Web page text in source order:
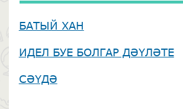
БАТЫЙ ХАН
ИДЕЛ БУЕ БОЛГАР ДӘҮЛӘТЕ
СӘҮДӘ